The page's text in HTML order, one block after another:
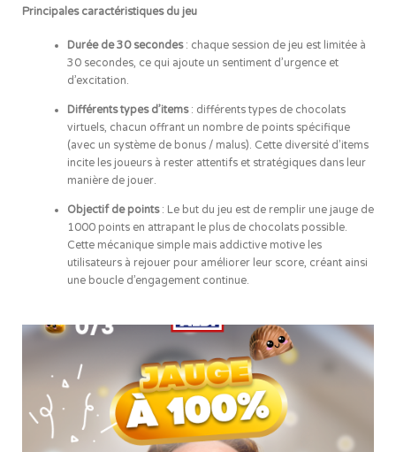
Principales caractéristiques du jeu
Durée de 30 secondes: chaque session de jeu est limitée à
30 secondes, ce qui ajoute un sentiment d’urgence et
d’excitation.
Différents types d’items: différents types de chocolats
virtuels, chacun offrant un nombre de points spécifique
(avec un système de bonus / malus). Cette diversité d’items
incite les joueurs à rester attentifs et stratégiques dans leur
manière de jouer.
Objectif de points: Le but du jeu est de remplir une jauge de
1000 points en attrapant le plus de chocolats possible.
Cette mécanique simple mais addictive motive les
utilisateurs à rejouer pour améliorer leur score, créant ainsi
une boucle d’engagement continue.